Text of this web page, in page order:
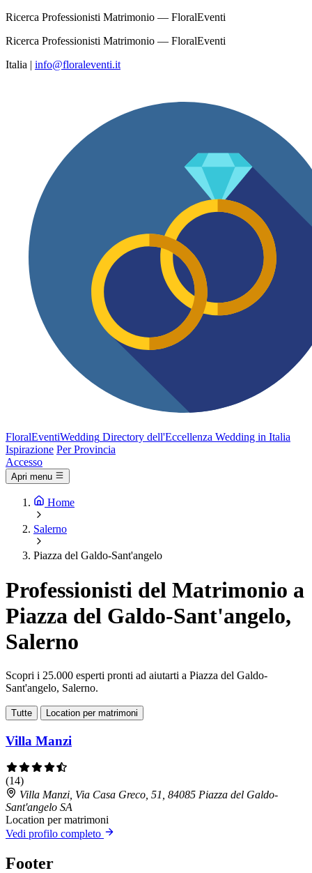
Ricerca Professionisti Matrimonio — FloralEventi
Ricerca Professionisti Matrimonio — FloralEventi
Italia | info@floraleventi.it
FloralEventiWedding Directory dell'Eccellenza Wedding in Italia
Ispirazione Per Provincia
Accesso
Apri menu
Home
Salerno
Piazza del Galdo-Sant'angelo
Professionisti del Matrimonio a
Piazza del Galdo-Sant'angelo,
Salerno
Scopri i 25.000 esperti pronti ad aiutarti a Piazza del Galdo-
Sant'angelo, Salerno.
Tutte Location per matrimoni
Villa Manzi
(14)
Villa Manzi, Via Casa Greco, 51, 84085 Piazza del Galdo-
Sant'angelo SA
Location per matrimoni
Vedi profilo completo
Footer